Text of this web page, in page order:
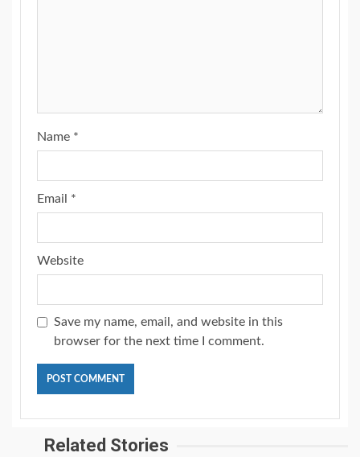
Name *
Email *
Website
Save my name, email, and website in this
browser for the next time I comment.
Related Stories